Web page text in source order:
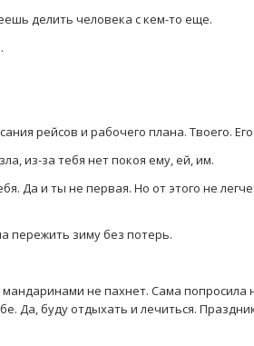
делить человека с кем-то еще.
рейсов и рабочего плана. Твоего.
из-за тебя нет покоя ему, ей, им.
Да и ты не первая. Но от этого не
пережить зиму без потерь.
не пахнет. Сама попросила
Да, буду отдыхать и лечиться.